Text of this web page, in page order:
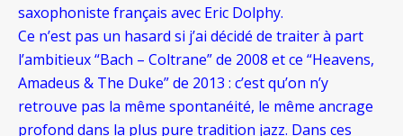
saxophoniste français avec Eric Dolphy.
Ce n’est pas un hasard si j’ai décidé de traiter à part
l’ambitieux “Bach – Coltrane” de 2008 et ce “Heavens,
Amadeus & The Duke” de 2013 : c’est qu’on n’y
retrouve pas la même spontanéité, le même ancrage
profond dans la plus pure tradition jazz. Dans ces